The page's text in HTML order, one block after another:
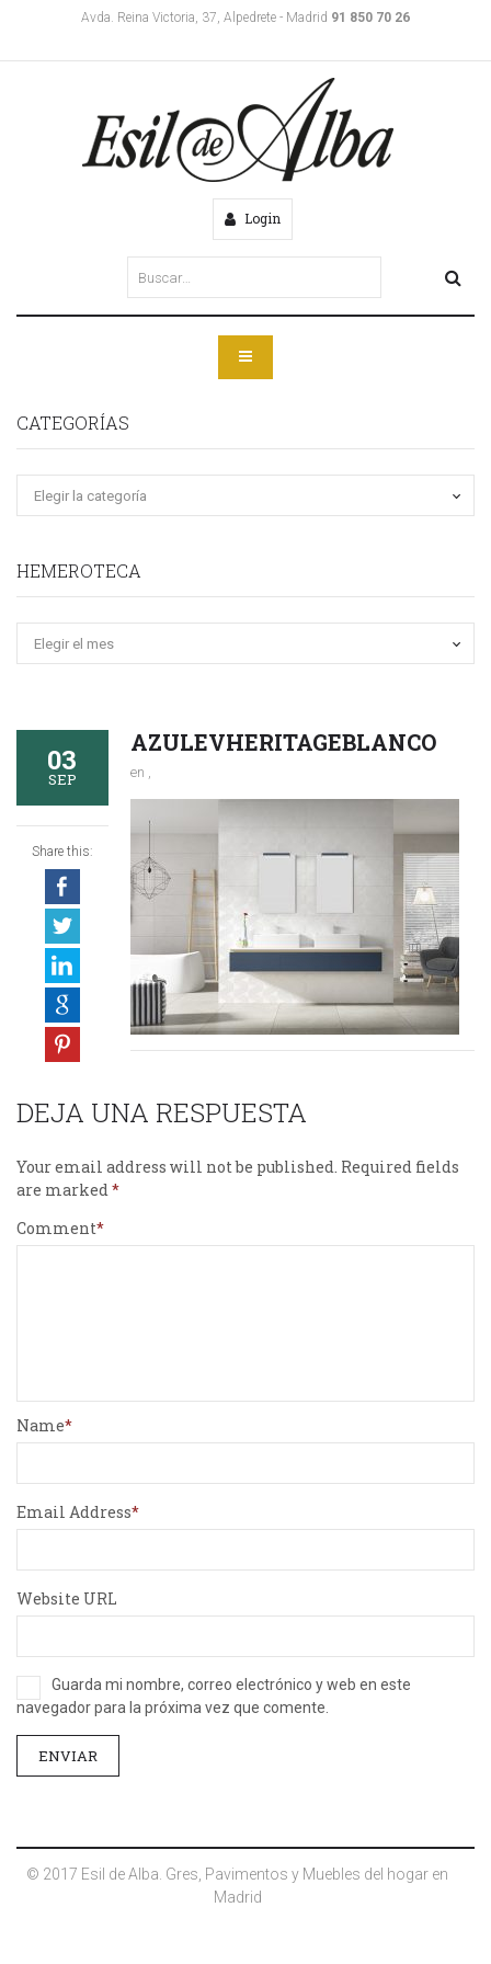
Avda. Reina Victoria, 37, Alpedrete - Madrid 91 850 70 26
Login
CATEGORÍAS
HEMEROTECA
03
SEP
Share this:
AZULEVHERITAGEBLANCO
en ,
DEJA UNA RESPUESTA
Your email address will not be published. Required fields
are marked
Comment
Name
Email Address
Website URL
Guarda mi nombre, correo electrónico y web en este
navegador para la próxima vez que comente.
© 2017 Esil de Alba. Gres, Pavimentos y Muebles del hogar en
Madrid